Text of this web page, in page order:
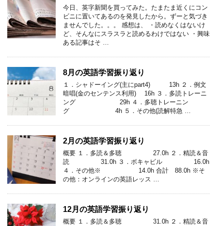
今日、英字新聞を買ってみた。たまたま近くにコン
ビニに置いてあるのを発見したから。ずーと気づき
ませんでした。。。 感想は、 ・読めなくはないけ
ど、そんなにスラスラと読めるわけではない ・興味
ある記事はそ …
8月の英語学習振り返り
１．シャドーイング(主にpart4) 13h ２．例文
暗唱(金のセンテンス利用) 16h ３．多読トレーニ
ング 29h ４．多聴トレーニン
グ 4h ５．その他(読解特急 …
2月の英語学習振り返り
概要 １．多読＆多聴 27.0h ２．精読＆音
読 31.0h ３．ボキャビル 16.0h
４．その他※ 14.0h 合計 88.0h ※そ
の他：オンラインの英語レッス …
12月の英語学習振り返り
概要 １．多読＆多聴 31.0h ２．精読＆音